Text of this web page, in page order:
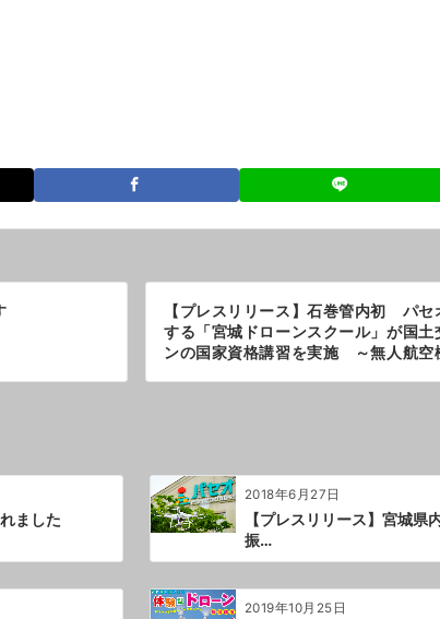
【プレスリリース】石巻管内初 パ
する「宮城ドローンスクール」が国
ンの国家資格講習を実施 ～無人航空
ました
2018年6月27日
【プレスリリース】宮城
振…
2019年10月25日